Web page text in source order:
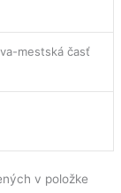
mestská časť
v položke